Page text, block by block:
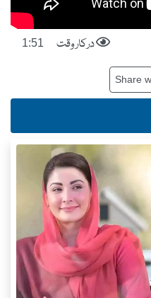
درکار وقت 1:51
Share